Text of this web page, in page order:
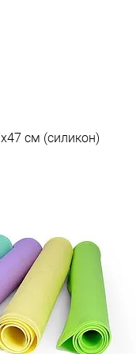
см (силикон)